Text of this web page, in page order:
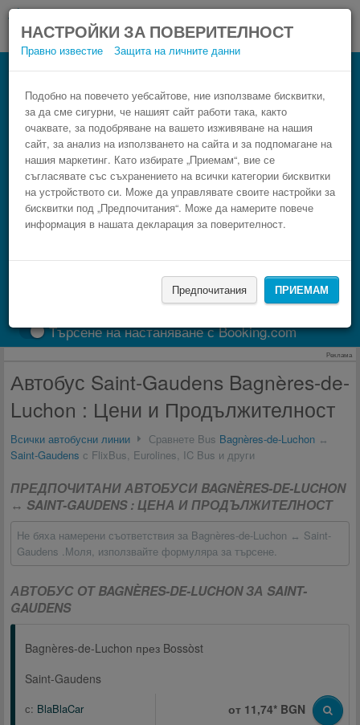
НАСТРОЙКИ ЗА ПОВЕРИТЕЛНОСТ
Правно известие Защита на личните данни
Подобно на повечето уебсайтове, ние използваме бисквитки,
за да сме сигурни, че нашият сайт работи така, както
очаквате, за подобряване на вашето изживяване на нашия
сайт, за анализ на използването на сайта и за подпомагане на
нашия маркетинг. Като избирате „Приемам“, вие се
съгласявате със съхранението на всички категории бисквитки
на устройството си. Може да управлявате своите настройки за
бисквитки под „Предпочитания“. Може да намерите повече
информация в нашата декларация за поверителност.
Предпочитания ПРИЕМАМ
Автобус Bagnères-de-Luchon Saint-
Gaudens
Резервирай изгоден автобусен билет само в 3
стъпки.
НАМЕРИ
Търсене на настаняване с Booking.com
Реклама
Автобус Saint-Gaudens Bagnères-de-
Luchon : Цени и Продължителност
Всички автобусни линии Сравнете Bus Bagnères-de-Luchon ↔
Saint-Gaudens с FlixBus, Eurolines, IC Bus и други
ПРЕДПОЧИТАНИ АВТОБУСИ BAGNÈRES-DE-LUCHON
↔ SAINT-GAUDENS : ЦЕНА И ПРОДЪЛЖИТЕЛНОСТ
Не бяха намерени съответствия за Bagnères-de-Luchon ↔ Saint-
Gaudens .Моля, използвайте формуляра за търсене.
АВТОБУС ОТ BAGNÈRES-DE-LUCHON ЗА SAINT-
GAUDENS
Bagnères-de-Luchon през Bossòst
Saint-Gaudens
с: BlaBlaCar от 11,74* BGN